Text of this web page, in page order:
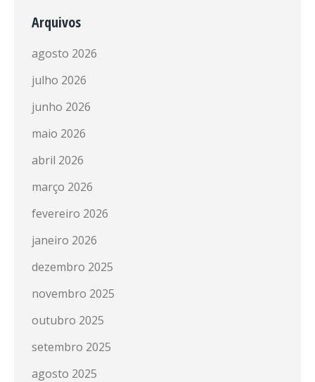
Arquivos
agosto 2026
julho 2026
junho 2026
maio 2026
abril 2026
março 2026
fevereiro 2026
janeiro 2026
dezembro 2025
novembro 2025
outubro 2025
setembro 2025
agosto 2025